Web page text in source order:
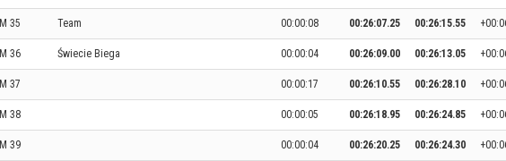
M 35 Team 00:00:08 00:26:07.25 00:26:15.55
M 36 Świecie Biega 00:00:04 00:26:09.00 00:26:13.05
M 37 00:00:17 00:26:10.55 00:26:28.10
M 38 00:00:05 00:26:18.95 00:26:24.85
M 39 00:00:04 00:26:20.25 00:26:24.30